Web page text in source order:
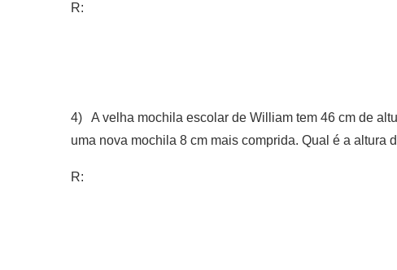
R:
4) A velha mochila escolar de William tem 46 cm de
uma nova mochila 8 cm mais comprida. Qual é a altura
R: